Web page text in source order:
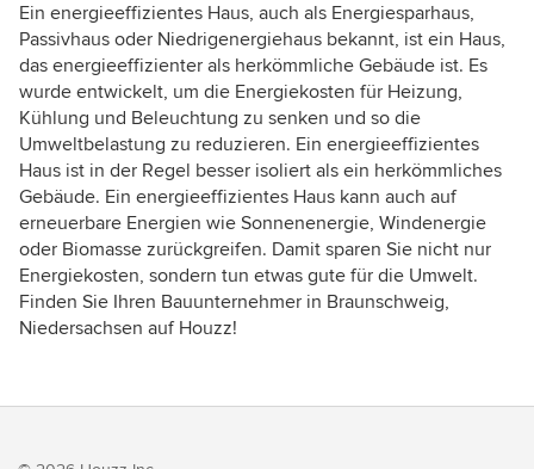
Ein energieeffizientes Haus, auch als Energiesparhaus,
Passivhaus oder Niedrigenergiehaus bekannt, ist ein Haus,
das energieeffizienter als herkömmliche Gebäude ist. Es
wurde entwickelt, um die Energiekosten für Heizung,
Kühlung und Beleuchtung zu senken und so die
Umweltbelastung zu reduzieren. Ein energieeffizientes
Haus ist in der Regel besser isoliert als ein herkömmliches
Gebäude. Ein energieeffizientes Haus kann auch auf
erneuerbare Energien wie Sonnenenergie, Windenergie
oder Biomasse zurückgreifen. Damit sparen Sie nicht nur
Energiekosten, sondern tun etwas gute für die Umwelt.
Finden Sie Ihren Bauunternehmer in Braunschweig,
Niedersachsen auf Houzz!